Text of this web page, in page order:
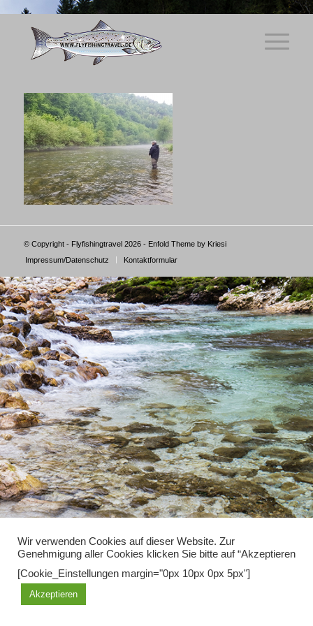
© Copyright - Flyfishingtravel 2026 - Enfold Theme by Kriesi
Impressum/Datenschutz
Kontaktformular
Diese Seite benutzt Cookies, mit der weiteren Nutzung erklären sie
sich damit einverstanden.
Wir verwenden Cookies auf dieser Website. Zur
Genehmigung aller Cookies klicken Sie bitte auf “Akzeptieren
[Cookie_Einstellungen margin="0px 10px 0px 5px"]
Akzeptieren